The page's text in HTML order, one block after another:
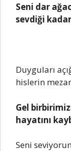
Seni dar
sevdiği
Duyguları
hislerin
Gel
hayatını
Seni